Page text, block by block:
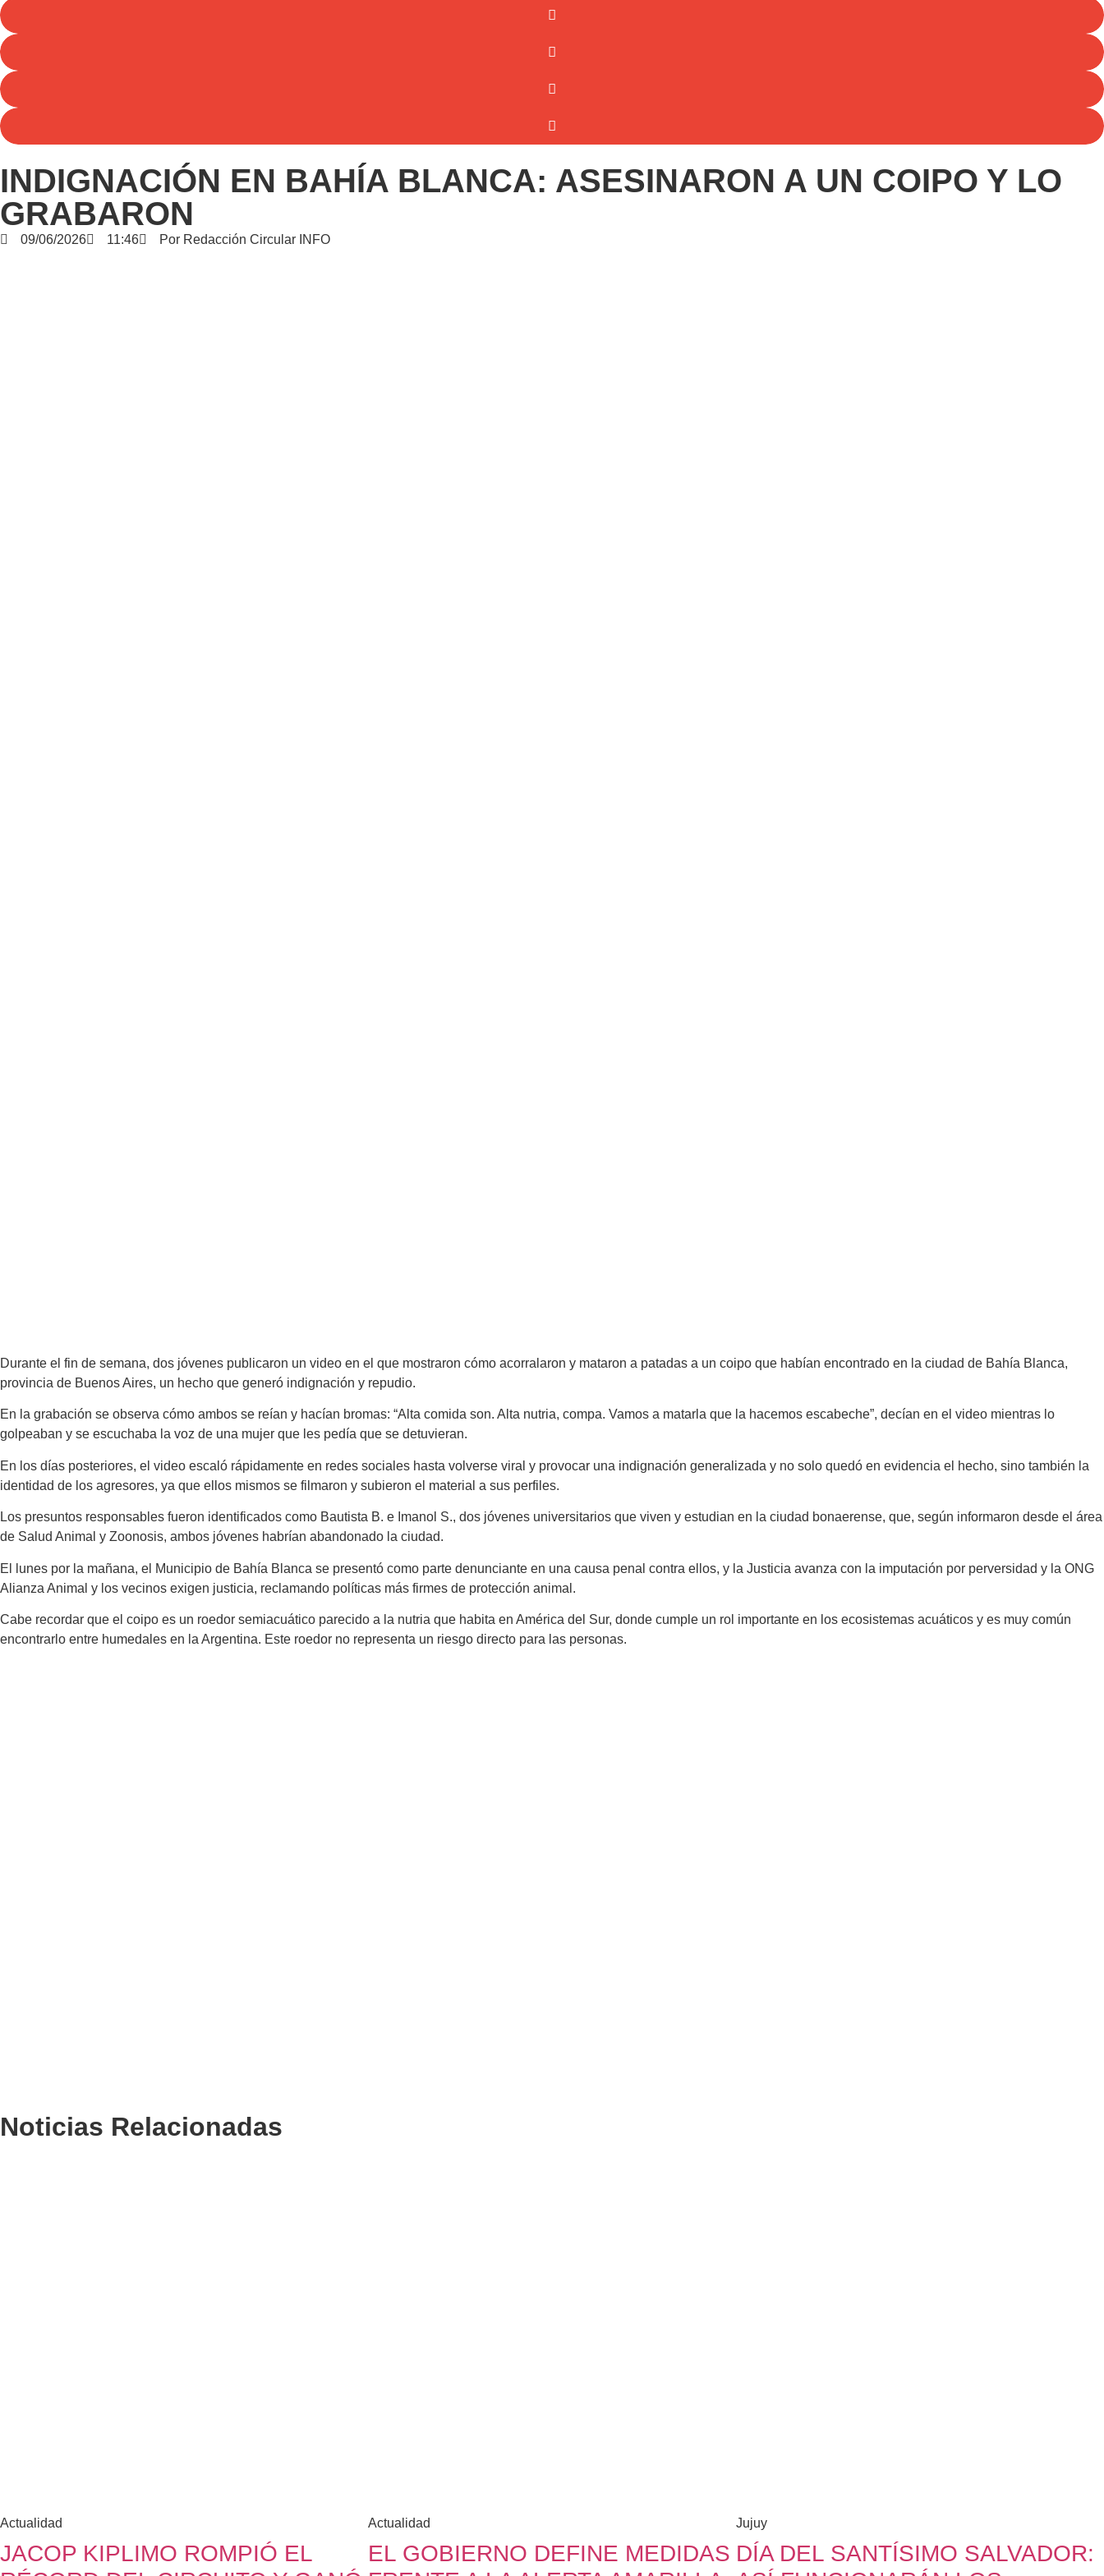
INDIGNACIÓN EN BAHÍA BLANCA: ASESINARON A UN COIPO Y LO
GRABARON
09/06/2026 11:46 Por Redacción Circular INFO
Durante el fin de semana, dos jóvenes publicaron un video en el que mostraron cómo acorralaron y mataron a patadas a un coipo que habían encontrado en la ciudad de Bahía Blanca,
provincia de Buenos Aires, un hecho que generó indignación y repudio.
En la grabación se observa cómo ambos se reían y hacían bromas: “Alta comida son. Alta nutria, compa. Vamos a matarla que la hacemos escabeche”, decían en el video mientras lo
golpeaban y se escuchaba la voz de una mujer que les pedía que se detuvieran.
En los días posteriores, el video escaló rápidamente en redes sociales hasta volverse viral y provocar una indignación generalizada y no solo quedó en evidencia el hecho, sino también la
identidad de los agresores, ya que ellos mismos se filmaron y subieron el material a sus perfiles.
Los presuntos responsables fueron identificados como Bautista B. e Imanol S., dos jóvenes universitarios que viven y estudian en la ciudad bonaerense, que, según informaron desde el área
de Salud Animal y Zoonosis, ambos jóvenes habrían abandonado la ciudad.
El lunes por la mañana, el Municipio de Bahía Blanca se presentó como parte denunciante en una causa penal contra ellos, y la Justicia avanza con la imputación por perversidad y la ONG
Alianza Animal y los vecinos exigen justicia, reclamando políticas más firmes de protección animal.
Cabe recordar que el coipo es un roedor semiacuático parecido a la nutria que habita en América del Sur, donde cumple un rol importante en los ecosistemas acuáticos y es muy común
encontrarlo entre humedales en la Argentina. Este roedor no representa un riesgo directo para las personas.
Noticias Relacionadas
Actualidad
JACOP KIPLIMO ROMPIÓ EL
Actualidad
EL GOBIERNO DEFINE MEDIDAS
Jujuy
DÍA DEL SANTÍSIMO SALVADOR: